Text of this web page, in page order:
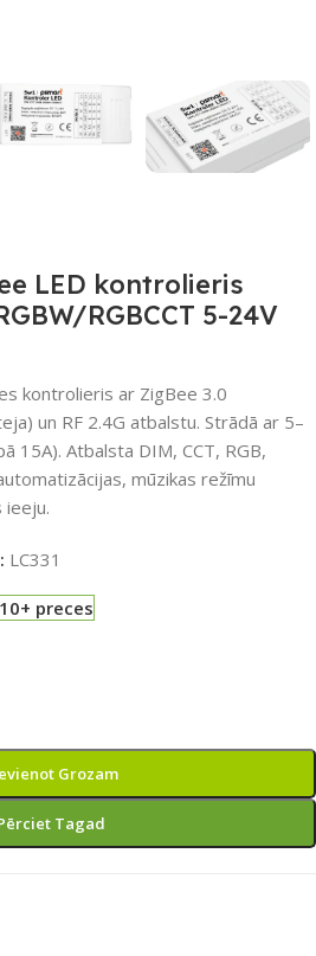
LED kontrolieris
RGBCCT 5-24V
kontrolieris ar ZigBee 3.0
un RF 2.4G atbalstu. Strādā ar 5–
15A). Atbalsta DIM, CCT, RGB,
mūzikas režīmu
ieeju.
LC331
preces
Grozam
Tagad